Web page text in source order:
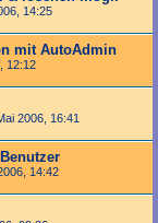
14:25
mit AutoAdmin
12:12
2006, 16:41
14:42